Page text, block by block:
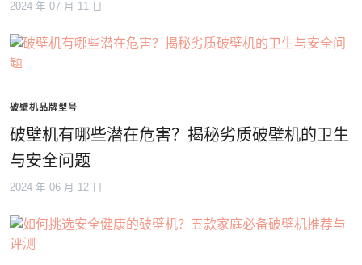
2024 年 07 月 11 日
破壁机品牌型号
破壁机有哪些潜在危害？揭秘劣质破壁机的卫生
与安全问题
2024 年 06 月 12 日